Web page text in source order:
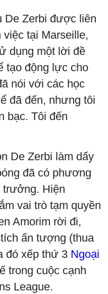
De Zerbi được liên
tại Marseille,
dụng một lời đề
tạo động lực cho
nói với các học
đã đến, nhưng tôi
bạc. Tôi đến
De Zerbi làm dấy
đã có phương
trưởng. Hiện
vai trò tạm quyền
Amorim rời đi,
ấn tượng (thua
đó xếp thứ 3 Ngoại
trong cuộc cạnh
League.